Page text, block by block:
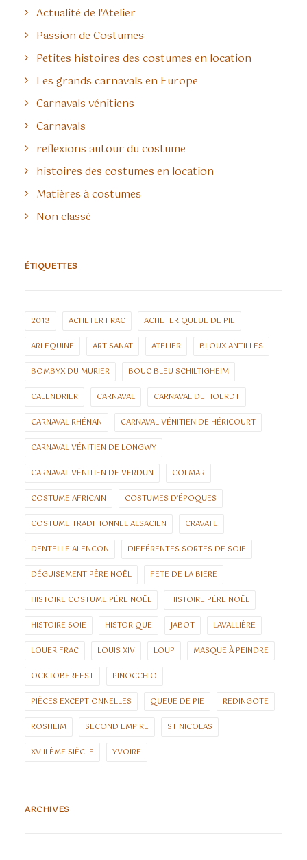
Actualité de l'Atelier
Passion de Costumes
Petites histoires des costumes en location
Les grands carnavals en Europe
Carnavals vénitiens
Carnavals
reflexions autour du costume
histoires des costumes en location
Matières à costumes
Non classé
ÉTIQUETTES
2013 ACHETER FRAC ACHETER QUEUE DE PIE
ARLEQUINE ARTISANAT ATELIER BIJOUX ANTILLES
BOMBYX DU MURIER BOUC BLEU SCHILTIGHEIM
CALENDRIER CARNAVAL CARNAVAL DE HOERDT
CARNAVAL RHÉNAN CARNAVAL VÉNITIEN DE HÉRICOURT
CARNAVAL VÉNITIEN DE LONGWY
CARNAVAL VÉNITIEN DE VERDUN COLMAR
COSTUME AFRICAIN COSTUMES D'ÉPOQUES
COSTUME TRADITIONNEL ALSACIEN CRAVATE
DENTELLE ALENCON DIFFÉRENTES SORTES DE SOIE
DÉGUISEMENT PÈRE NOËL FETE DE LA BIERE
HISTOIRE COSTUME PÈRE NOËL HISTOIRE PÈRE NOËL
HISTOIRE SOIE HISTORIQUE JABOT LAVALLIÈRE
LOUER FRAC LOUIS XIV LOUP MASQUE À PEINDRE
OCKTOBERFEST PINOCCHIO
PIÈCES EXCEPTIONNELLES QUEUE DE PIE REDINGOTE
ROSHEIM SECOND EMPIRE ST NICOLAS
XVIII ÈME SIÈCLE YVOIRE
ARCHIVES